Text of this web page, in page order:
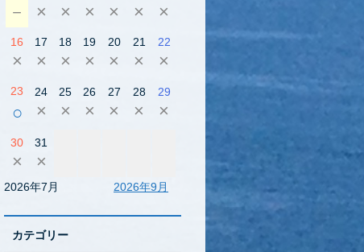
－ × × × × × ×
16
×
17
×
18
×
19
×
20
×
21
×
22
×
23
○
24
×
25
×
26
×
27
×
28
×
29
×
30
×
31
×
2026年7月 2026年9月
カテゴリー